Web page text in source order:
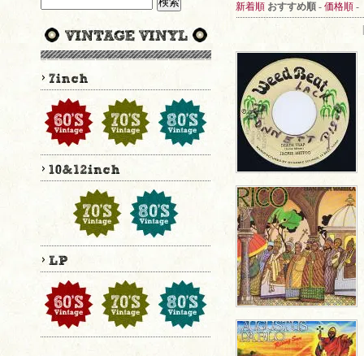
新着順 おすすめ順 - 価格順 -